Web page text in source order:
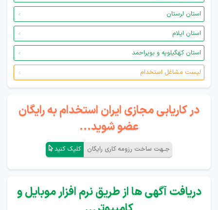
استان لرستان
استان ایلام
استان کهگیلویه و بویراحمد
لیست مشاغل استخدام
در کاریابی مجازی ایران استخدام به رایگان
عضو شوید...
جـهت ساخت رزومه کاری رایگان کلیک کنید
دریافت آگهی ها از طریق نرم افزار موبایل و